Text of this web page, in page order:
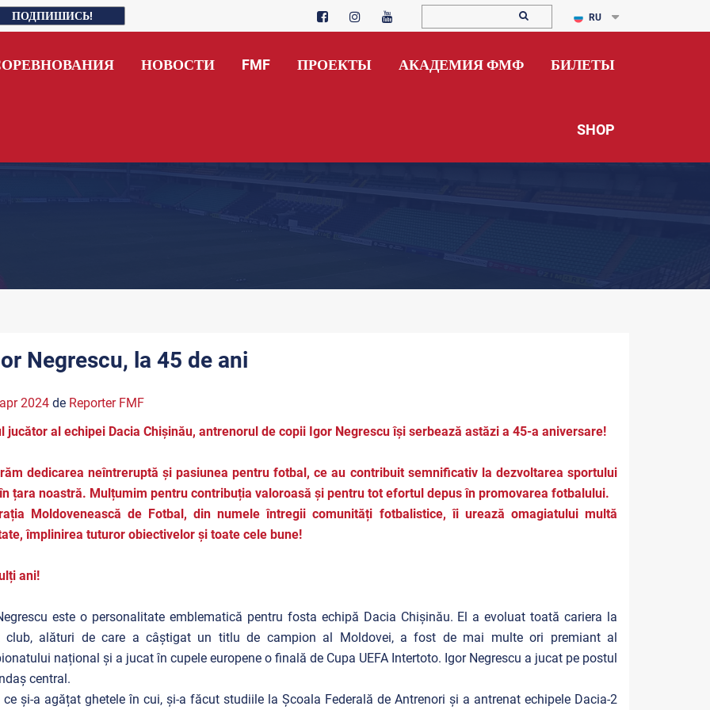
ПОДПИШИСЬ! RU
НОВОСТИ FMF ПРОЕКТЫ АКАДЕМИЯ ФМФ БИЛЕТЫ
SHOP
Negrescu, la 45 de ani
2024de Reporter FMF
jucător al echipei Dacia Chișinău, antrenorul de copii Igor Negrescu își serbează astăzi a 45-a aniversare!
dedicarea neîntreruptă și pasiunea pentru fotbal, ce au contribuit semnificativ la dezvoltarea sportului
țara noastră. Mulțumim pentru contribuția valoroasă și pentru tot efortul depus în promovarea fotbalului.
Moldovenească de Fotbal, din numele întregii comunități fotbalistice, îi urează omagiatului multă
împlinirea tuturor obiectivelor și toate cele bune!
ani!
este o personalitate emblematică pentru fosta echipă Dacia Chișinău. El a evoluat toată cariera la
club, alături de care a câștigat un titlu de campion al Moldovei, a fost de mai multe ori premiant al
național și a jucat în cupele europene o finală de Cupa UEFA Intertoto. Igor Negrescu a jucat pe postul
central.
ce și-a agățat ghetele în cui, și-a făcut studiile la Școala Federală de Antrenori și a antrenat echipele Dacia-2